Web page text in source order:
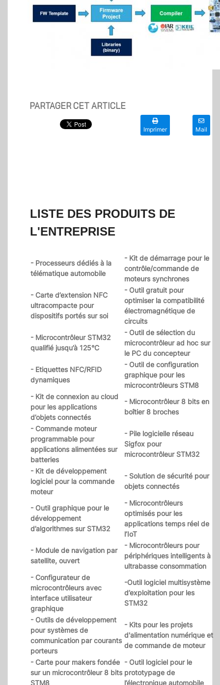
PARTAGER CET ARTICLE
Imprimer Mail
LISTE DES PRODUITS DE
L'ENTREPRISE
- Processeurs dédiés à la
télématique automobile
- Kit de démarrage pour le
contrôle/commande de
moteurs synchrones
- Carte d’extension NFC
ultracompacte pour
dispositifs portés sur soi
- Outil gratuit pour
optimiser la compatibilité
électromagnétique de
circuits
- Microcontrôleur STM32
qualifié jusqu’à 125°C
- Outil de sélection du
microcontrôleur ad hoc sur
le PC du concepteur
- Etiquettes NFC/RFID
dynamiques
- Outil de configuration
graphique pour les
microcontrôleurs STM8
- Kit de connexion au cloud
pour les applications
d’objets connectés
- Microcontrôleur 8 bits en
boîtier 8 broches
- Commande moteur
programmable pour
applications alimentées sur
batteries
- Pile logicielle réseau
Sigfox pour
microcontrôleur STM32
- Kit de développement
logiciel pour la commande
moteur
- Solution de sécurité pour
objets connectés
- Outil graphique pour le
développement
d’algorithmes sur STM32
- Microcontrôleurs
optimisés pour les
applications temps réel de
l’IoT
- Module de navigation par
satellite, ouvert
- Microcontrôleurs pour
périphériques intelligents à
ultrabasse consommation
- Configurateur de
microcontrôleurs avec
interface utilisateur
graphique
-Outil logiciel multisystème
d’exploitation pour les
STM32
- Outils de développement
pour systèmes de
communication par courants
porteurs
- Kits pour les projets
d'alimentation numérique et
de commande de moteur
- Carte pour makers fondée
sur un microcontrôleur 8 bits
STM8
- Outil logiciel pour le
prototypage de
l’électronique automobile